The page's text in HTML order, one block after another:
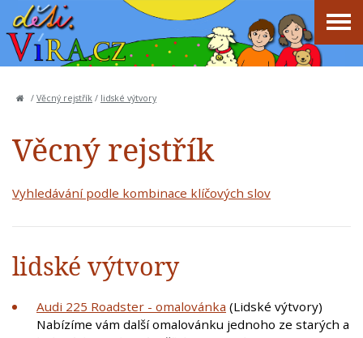
/ Věcný rejstřík / lidské výtvory
Věcný rejstřík
Vyhledávání podle kombinace klíčových slov
lidské výtvory
Audi 225 Roadster - omalovánka (Lidské výtvory)
Nabízíme vám další omalovánku jednoho ze starých a